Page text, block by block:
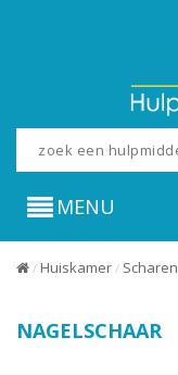
MENU
/ Huiskamer / Scharen
NAGELSCHAAR